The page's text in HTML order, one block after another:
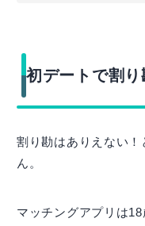
初デートで割
割り勘はありえない
ん。
マッチングアプリは